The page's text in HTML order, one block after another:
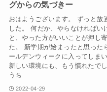
グからの気づきー
おはようございます。 ずっと放
した。 何だか、やらなければい
と、やった方がいいことが押し
た。 新学期が始まったと思った
ールデンウィークに入ってしまい
新しい環境にも、もう慣れたで
うち...
2022-04-29